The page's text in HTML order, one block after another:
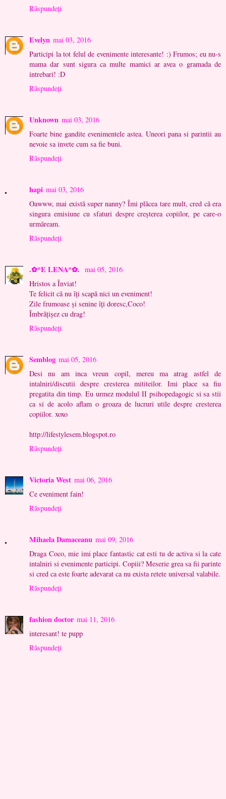
Răspundeți
Evelyn mai 03, 2016
Participi la tot felul de evenimente interesante! :) Frumos; eu nu-s
mama dar sunt sigura ca multe mamici ar avea o gramada de
intrebari! :D
Răspundeți
Unknown mai 03, 2016
Foarte bine gandite evenimentele astea. Uneori pana si parintii au
nevoie sa invete cum sa fie buni.
Răspundeți
hapi mai 03, 2016
Oawww, mai există super nanny? Îmi plăcea tare mult, cred că era
singura emisiune cu sfaturi despre creșterea copiilor, pe care-o
urmăream.
Răspundeți
.✿*E LENA*✿. mai 05, 2016
Hristos a Înviat!
Te felicit că nu îți scapă nici un eveniment!
Zile frumoase și senine îți doresc,Coco!
Îmbrățișez cu drag!
Răspundeți
Semblog mai 05, 2016
Desi nu am inca vreun copil, mereu ma atrag astfel de
intalniri/discutii despre cresterea mititeilor. Imi place sa fiu
pregatita din timp. Eu urmez modulul II psihopedagogic si sa stii
ca si de acolo aflam o groaza de lucruri utile despre cresterea
copiilor. xoxo
http://lifestylesem.blogspot.ro
Răspundeți
Victoria West mai 06, 2016
Ce eveniment fain!
Răspundeți
Mihaela Damaceanu mai 09, 2016
Draga Coco, mie imi place fantastic cat esti tu de activa si la cate
intalniri si evenimente participi. Copiii? Meserie grea sa fii parinte
si cred ca este foarte adevarat ca nu exista retete universal valabile.
Răspundeți
fashion doctor mai 11, 2016
interesant! te pupp
Răspundeți